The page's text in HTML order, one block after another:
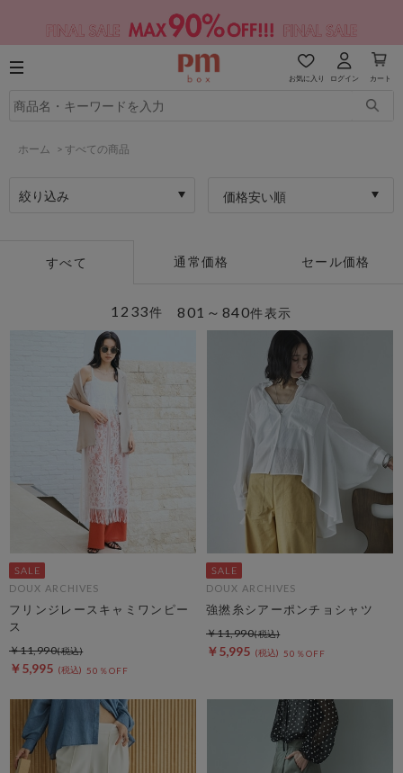
お気に入り ログイン カート
ホーム > すべての商品
絞り込み 価格安い順
すべて 通常価格 セール価格
801～840件表示
1233件
DOUX ARCHIVES
フリンジレースキャミワンピー
ス
￥5,995 50％OFF
￥11,990
DOUX ARCHIVES
強撚糸シアーポンチョシャツ
￥5,995 50％OFF
￥11,990